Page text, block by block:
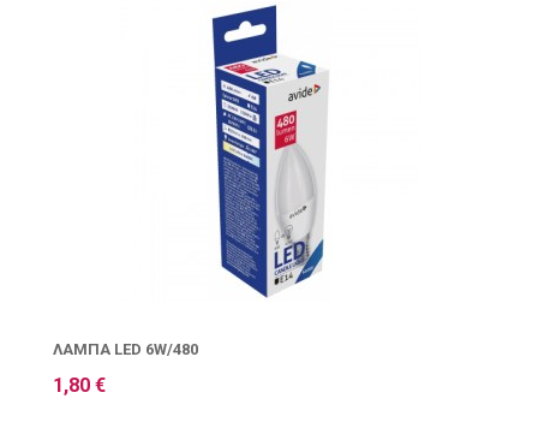
ΛΆΜΠΑ LED 6W/480
1,80 €